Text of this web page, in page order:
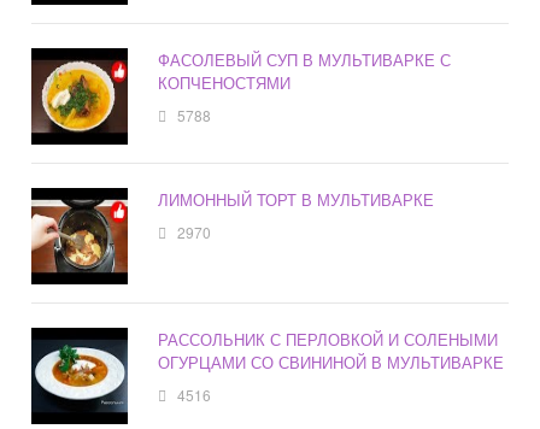
ФАСОЛЕВЫЙ СУП В МУЛЬТИВАРКЕ С
КОПЧЕНОСТЯМИ
5788
ЛИМОННЫЙ ТОРТ В МУЛЬТИВАРКЕ
2970
РАССОЛЬНИК С ПЕРЛОВКОЙ И СОЛЕНЫМИ
ОГУРЦАМИ СО СВИНИНОЙ В МУЛЬТИВАРКЕ
4516